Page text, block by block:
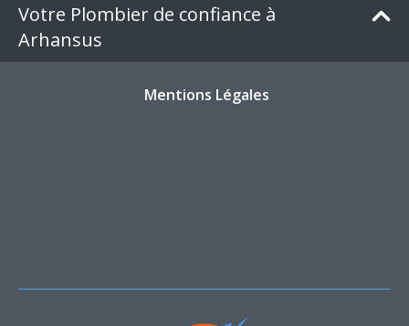
Votre Plombier de confiance à
Arhansus
Mentions Légales